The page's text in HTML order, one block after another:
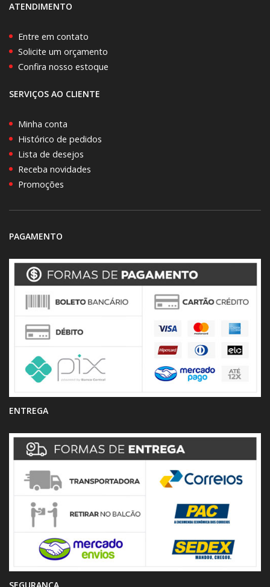
ATENDIMENTO
Entre em contato
Solicite um orçamento
Confira nosso estoque
SERVIÇOS AO CLIENTE
Minha conta
Histórico de pedidos
Lista de desejos
Receba novidades
Promoções
PAGAMENTO
ENTREGA